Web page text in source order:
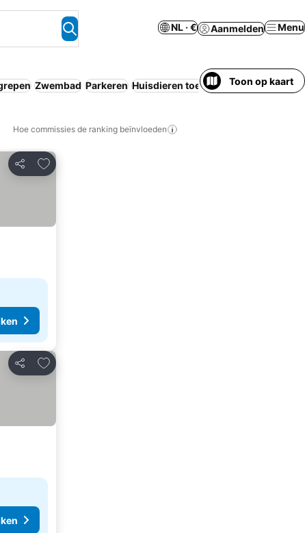
NL · € Aanmelden Menu
Zwembad Parkeren Huisdieren toegestaanToon op kaart
Hoe commissies de ranking beïnvloeden
Delen
Toevoegen aan favorieten
Delen
Toevoegen aan favorieten